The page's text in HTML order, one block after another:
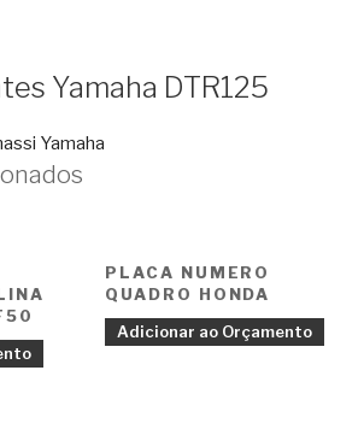
Yamaha DTR125
Yamaha
PLACA NUMERO
QUADRO HONDA
Adicionar ao Orçamento